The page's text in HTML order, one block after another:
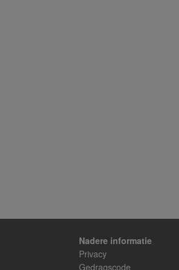
Nadere informatie
Privacy
Gedragscode